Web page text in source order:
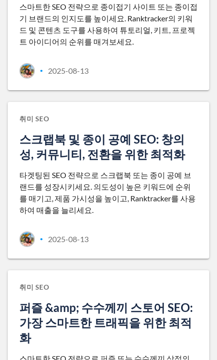
스마트한 SEO 전략으로 종이접기 사이트 또는 종이접
기 브랜드의 인지도를 높이세요. Ranktracker의 키워
드 및 콘텐츠 도구를 사용하여 튜토리얼, 키트, 프로젝
트 아이디어의 순위를 매겨보세요.
• 2025-08-13
취미 SEO
스크랩북 및 종이 공예 SEO: 창의
성, 커뮤니티, 전환을 위한 최적화
타겟팅된 SEO 전략으로 스크랩북 또는 종이 공예 브
랜드를 성장시키세요. 의도성이 높은 키워드에 순위
를 매기고, 제품 가시성을 높이고, Ranktracker를 사용
하여 매출을 늘리세요.
• 2025-08-13
취미 SEO
퍼즐 &amp; 수수께끼 스토어 SEO:
가장 스마트한 트래픽을 위한 최적
화